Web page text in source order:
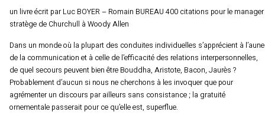
un livre écrit par Luc BOYER – Romain BUREAU 400 citations pour le manager
stratège de Churchull à Woody Allen
Dans un monde où la plupart des conduites individuelles s’apprécient à l’aune
de la communication et à celle de l’efficacité des relations interpersonnelles,
de quel secours peuvent bien être Bouddha, Aristote, Bacon, Jaurès ?
Probablement d’aucun si nous ne cherchons à les invoquer que pour
agrémenter un discours par ailleurs sans consistance ; la gratuité
ornementale passerait pour ce qu’elle est, superflue.